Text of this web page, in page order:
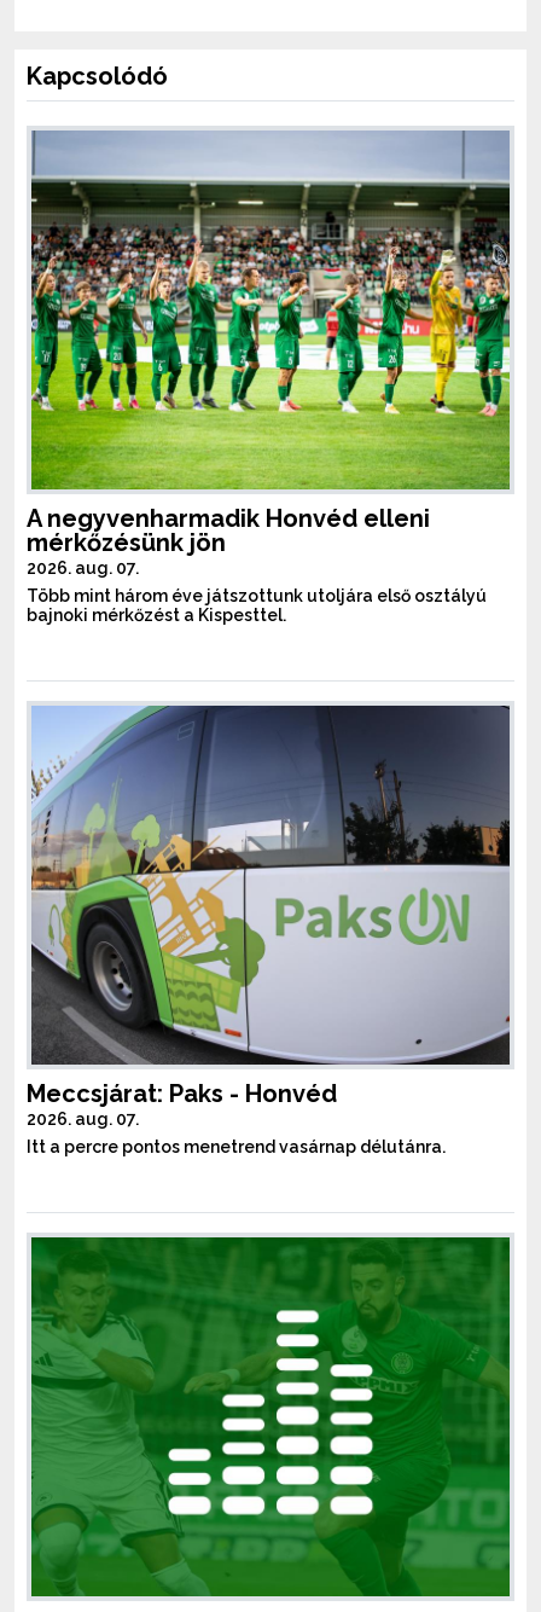
Kapcsolódó
A negyvenharmadik Honvéd elleni
mérkőzésünk jön
2026. aug. 07.
Több mint három éve játszottunk utoljára első osztályú
bajnoki mérkőzést a Kispesttel.
Meccsjárat: Paks - Honvéd
2026. aug. 07.
Itt a percre pontos menetrend vasárnap délutánra.